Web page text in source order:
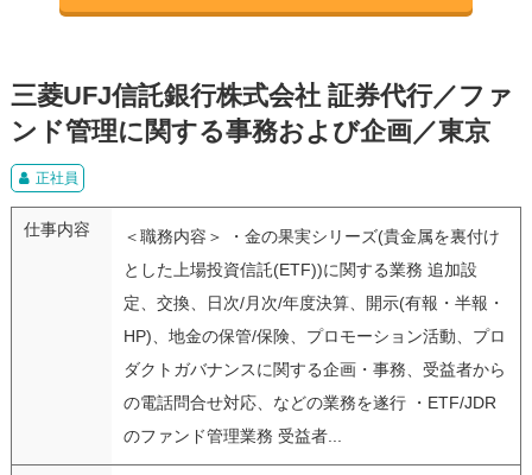
三菱UFJ信託銀行株式会社 証券代行／ファ
ンド管理に関する事務および企画／東京
正社員
仕事内容
＜職務内容＞ ・金の果実シリーズ(貴金属を裏付け
とした上場投資信託(ETF))に関する業務 追加設
定、交換、日次/月次/年度決算、開示(有報・半報・
HP)、地金の保管/保険、プロモーション活動、プロ
ダクトガバナンスに関する企画・事務、受益者から
の電話問合せ対応、などの業務を遂行 ・ETF/JDR
のファンド管理業務 受益者...